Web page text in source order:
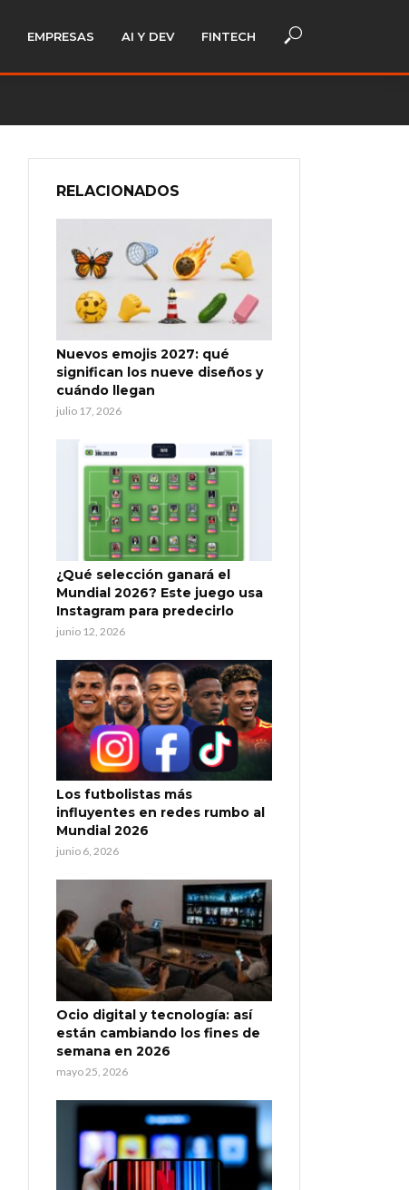
EMPRESAS AI Y DEV FINTECH
RELACIONADOS
Nuevos emojis 2027: qué
significan los nueve diseños y
cuándo llegan
julio 17, 2026
¿Qué selección ganará el
Mundial 2026? Este juego usa
Instagram para predecirlo
junio 12, 2026
Los futbolistas más
influyentes en redes rumbo al
Mundial 2026
junio 6, 2026
Ocio digital y tecnología: así
están cambiando los fines de
semana en 2026
mayo 25, 2026